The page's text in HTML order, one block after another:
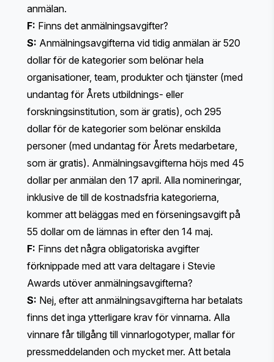
anmälan.
F: Finns det anmälningsavgifter?
S: Anmälningsavgifterna vid tidig anmälan är 520
dollar för de kategorier som belönar hela
organisationer, team, produkter och tjänster (med
undantag för Årets utbildnings- eller
forskningsinstitution, som är gratis), och 295
dollar för de kategorier som belönar enskilda
personer (med undantag för Årets medarbetare,
som är gratis). Anmälningsavgifterna höjs med 45
dollar per anmälan den 17 april. Alla nomineringar,
inklusive de till de kostnadsfria kategorierna,
kommer att beläggas med en förseningsavgift på
55 dollar om de lämnas in efter den 14 maj.
F: Finns det några obligatoriska avgifter
förknippade med att vara deltagare i Stevie
Awards utöver anmälningsavgifterna?
S: Nej, efter att anmälningsavgifterna har betalats
finns det inga ytterligare krav för vinnarna. Alla
vinnare får tillgång till vinnarlogotyper, mallar för
pressmeddelanden och mycket mer. Att betala